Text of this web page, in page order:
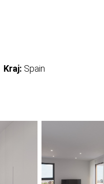
Kraj: Spain